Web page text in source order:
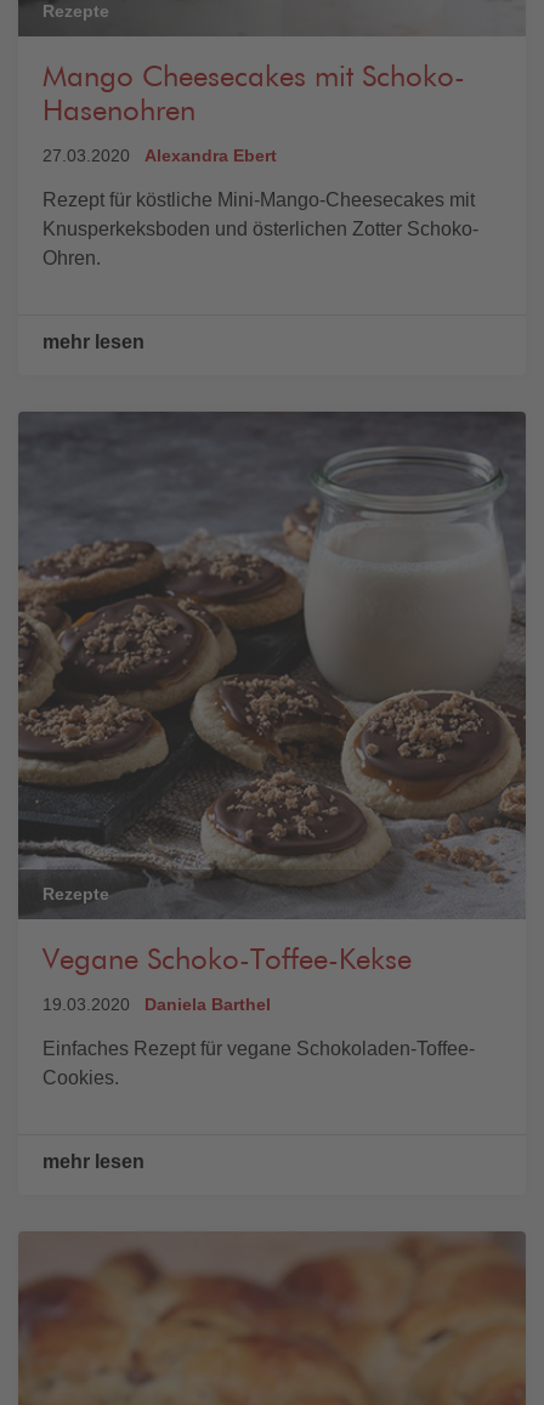
Rezepte
Mango Cheesecakes mit Schoko-
Hasenohren
27.03.2020 Alexandra Ebert
Rezept für köstliche Mini-Mango-Cheesecakes mit
Knusperkeksboden und österlichen Zotter Schoko-
Ohren.
mehr lesen
Rezepte
Vegane Schoko-Toffee-Kekse
19.03.2020 Daniela Barthel
Einfaches Rezept für vegane Schokoladen-Toffee-
Cookies.
mehr lesen